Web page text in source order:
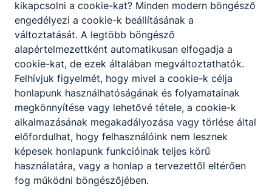
megismeri a legújabb szakmai
újdonságokat, rendszeresen
továbbképzéseken vesz részt;
testkezelést végez manuálisan
(testtekercselés, pakolások felhelyezése,
testmasszázs);
különböző test- és arcfestési technikákat
alkalmaz;
smink-technikákat alkalmaz;
eszközfertőtlenítést végez a
szolgáltatáshoz alkalmazott eszközök
esetében.
kikapcsolni a cookie-kat? Minden modern böngésző
engedélyezi a cookie-k beállításának a
változtatását. A legtöbb böngésző
alapértelmezettként automatikusan elfogadja a
cookie-kat, de ezek általában megváltoztathatók.
Felhívjuk figyelmét, hogy mivel a cookie-k célja
honlapunk használhatóságának és folyamatainak
megkönnyítése vagy lehetővé tétele, a cookie-k
alkalmazásának megakadályozása vagy törlése által
előfordulhat, hogy felhasználóink nem lesznek
képesek honlapunk funkcióinak teljes körű
használatára, vagy a honlap a tervezettől eltérően
fog működni böngészőjében.